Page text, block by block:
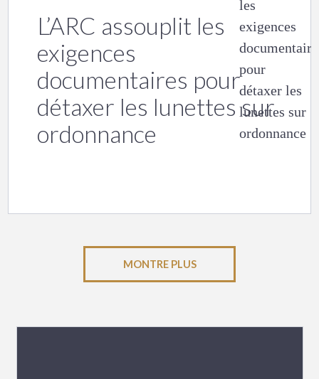
L’ARC assouplit les
exigences
documentaires pour
détaxer les lunettes sur
ordonnance
MONTRE PLUS